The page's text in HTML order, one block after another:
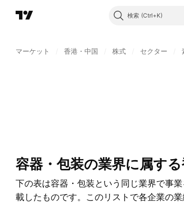
検索
マーケット 香港・中国 株式 セクター
容器・包装の業界に属す
下の表は容器・包装という同じ業界で事
載したものです。このリストで各企業の